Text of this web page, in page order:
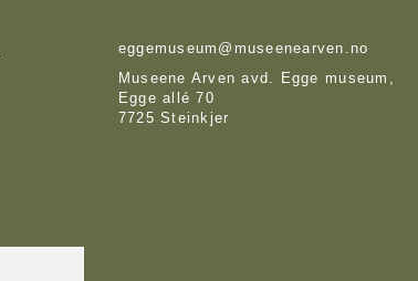
eggemuseum@museenearven.no
Museene Arven avd. Egge museum,
Egge allé 70
7725 Steinkjer